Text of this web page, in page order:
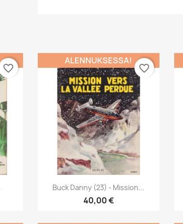
favorite_border
Pikakatselu
Buck Danny (23) - Mission...
40,00 €
ALENNUKSESSA!
favorite_border